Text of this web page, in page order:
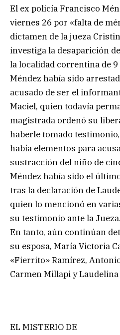
El ex policía Francisco
viernes 26 por «falta de
dictamen de la jueza
investiga la desaparición
la localidad correntina de 9
Méndez había sido
acusado de ser el
Maciel, quien todavía
magistrada ordenó su
haberle tomado
había elementos para
sustracción del niño de
Méndez había sido el
tras la declaración de
quien lo mencionó en
su testimonio ante la Jueza.
En tanto, aún continúan
su esposa, María Victoria
«Fierrito» Ramírez,
Carmen Millapi y Laudelina
EL MISTERIO DE